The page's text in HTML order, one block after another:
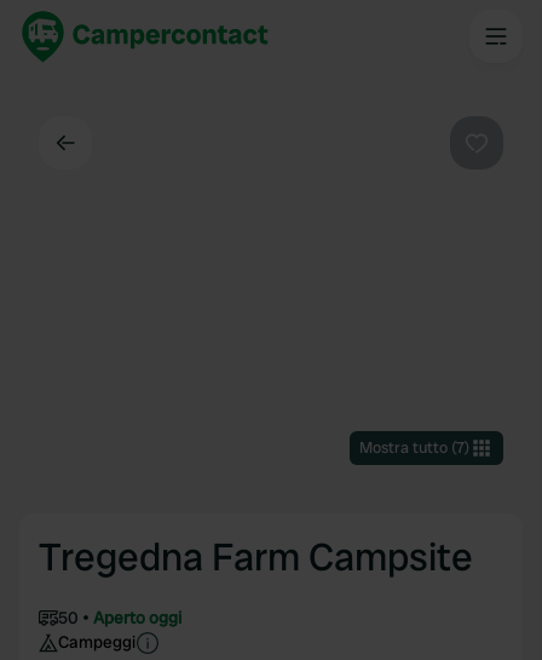
Mostra tutto(7)
Tregedna Farm Campsite
50
Aperto oggi
Campeggi